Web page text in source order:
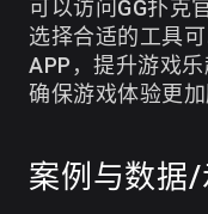
可以访问GG扑克
选择合适的工具
APP，提升游戏
确保游戏体验更加
案例与数据